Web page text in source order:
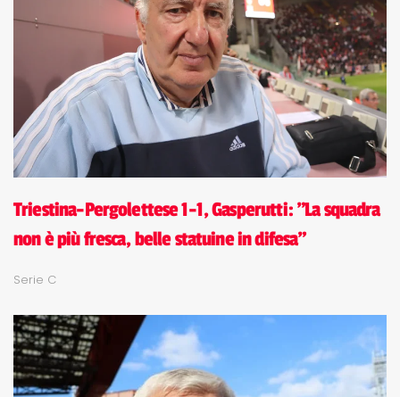
Triestina-Pergolettese 1-1, Gasperutti: "La squadra
non è più fresca, belle statuine in difesa"
Serie C